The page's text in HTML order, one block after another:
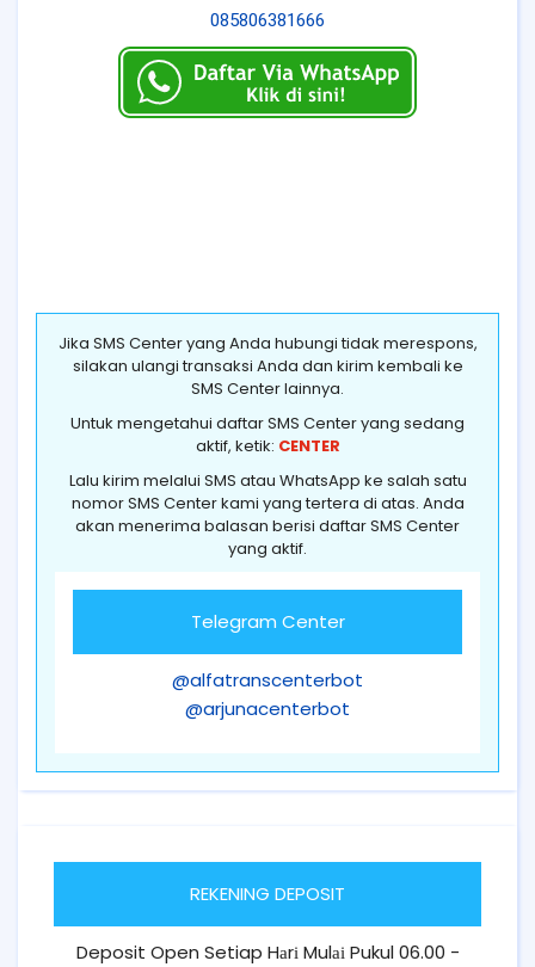
085806381666
Jika SMS Center yang Anda hubungi tidak merespons,
silakan ulangi transaksi Anda dan kirim kembali ke
SMS Center lainnya.
Untuk mengetahui daftar SMS Center yang sedang
aktif, ketik: CENTER
Lalu kirim melalui SMS atau WhatsApp ke salah satu
nomor SMS Center kami yang tertera di atas. Anda
akan menerima balasan berisi daftar SMS Center
yang aktif.
Telegram Center
@alfatranscenterbot
@arjunacenterbot
REKENING DEPOSIT
Deposit Open Setiap Hаrі Mulаі Pukul 06.00 -